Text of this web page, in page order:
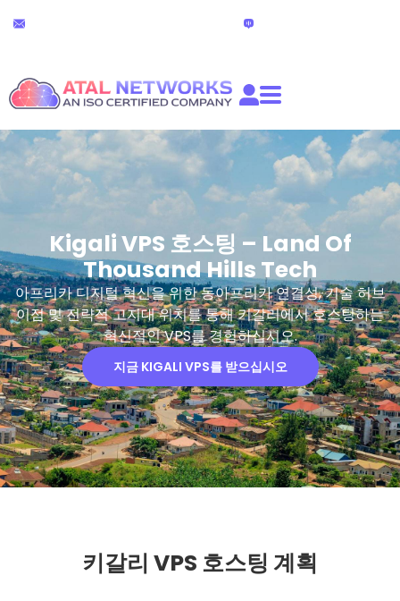
건
뛰
기
Kigali VPS 호스팅 – Land Of
Thousand Hills Tech
아프리카 디지털 혁신을 위한 동아프리카 연결성, 기술 허브
이점 및 전략적 고지대 위치를 통해 키갈리에서 호스팅하는
혁신적인 VPS를 경험하십시오.
지금 KIGALI VPS를 받으십시오
키갈리 VPS 호스팅 계획